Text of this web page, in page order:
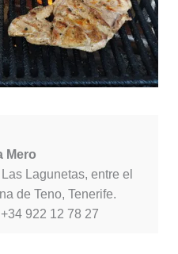
Mero
Lagunetas, entre el
de Teno, Tenerife.
922 12 78 27